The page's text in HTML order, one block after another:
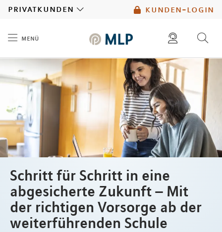
kunden-login
privatkunden
menü
diese website durchsuchen
mlp berater finden
Schritt für Schritt in eine
abgesicherte Zukunft – Mit
der richtigen Vorsorge ab der
weiterführenden Schule